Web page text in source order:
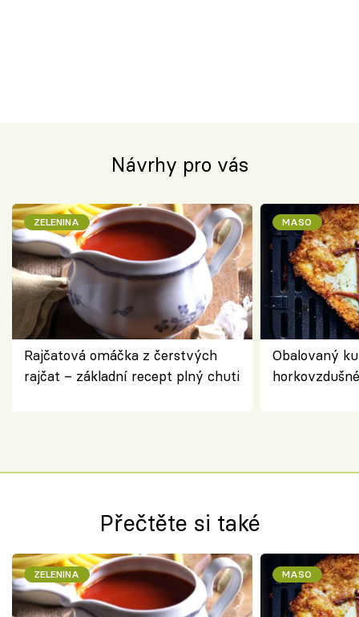
Návrhy pro vás
ZELENINA
Rajčatová omáčka z čerstvých
rajčat – základní recept plný chuti
MASO
Obalovaný
Přečtěte si také
ZELENINA MASO